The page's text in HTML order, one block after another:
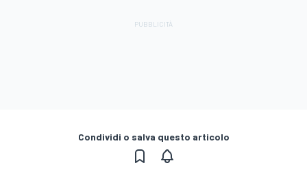
Condividi o salva questo articolo